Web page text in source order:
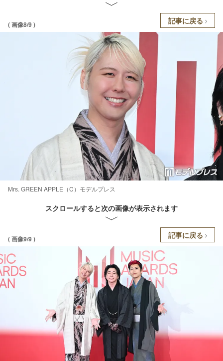
( 画像8/9 ) 記事に戻る
Mrs. GREEN APPLE（C）モデルプレス
スクロールすると次の画像が表示されます
( 画像9/9 ) 記事に戻る